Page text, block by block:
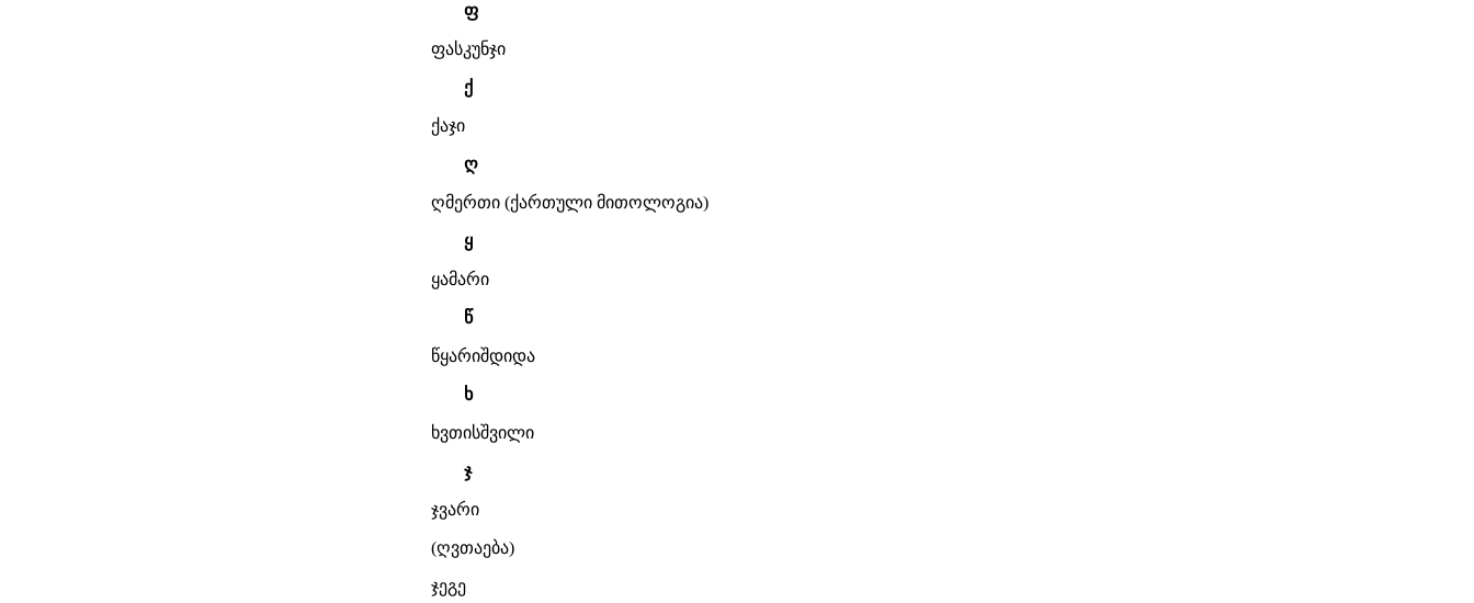
ფ
ფასკუნჯი
ქ
ქაჯი
ღ
ღმერთი (ქართული მითოლოგია)
ყ
ყამარი
წ
წყარიშდიდა
ხ
ხვთისშვილი
ჯ
ჯვარი
(ღვთაება)
ჯეგე